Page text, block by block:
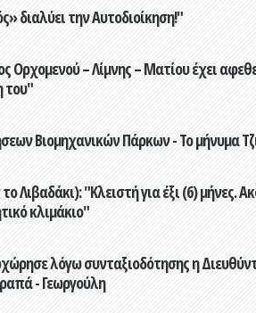
διαλύει την Αυτοδιοίκηση!"
– Λίμνης – Ματίου έχει
του"
Βιομηχανικών Πάρκων - Το μήνυμα
Λιβαδάκι): "Κλειστή για έξι (6) μήνες.
κλιμάκιο"
λόγω συνταξιοδότησης η
- Γεωργούλη